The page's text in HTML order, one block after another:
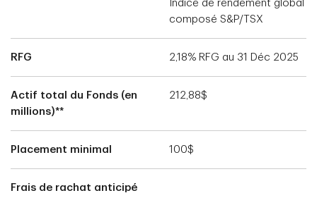
Indice de rendement global
composé S&P/TSX
RFG 2,18% RFG au 31 Déc 2025
Actif total du Fonds (en
millions)**
212,88$
Placement minimal 100$
Frais de rachat anticipé